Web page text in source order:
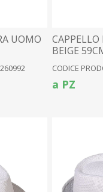
UOMO
BEIGE
CODICE
a PZ